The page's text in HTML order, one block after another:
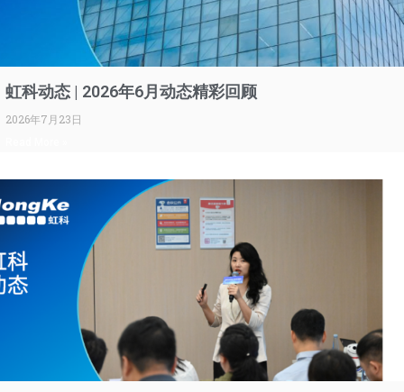
虹科动态 | 2026年6月动态精彩回顾
2026年7月23日